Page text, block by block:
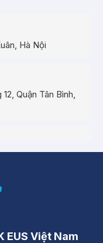
Hà Nội
Quận Tân Bình,
EUS Việt Nam